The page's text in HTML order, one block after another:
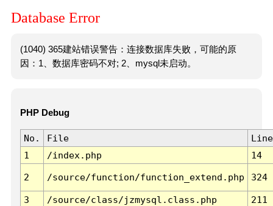
Database Error
(1040) 365建站错误警告：连接数据库失败，可能的原
因：1、数据库密码不对; 2、mysql未启动。
PHP Debug
No. File
Line
1
/index.php 14
2 /source/function/function_extend.php 324
3 /source/class/jzmysql.class.php
211